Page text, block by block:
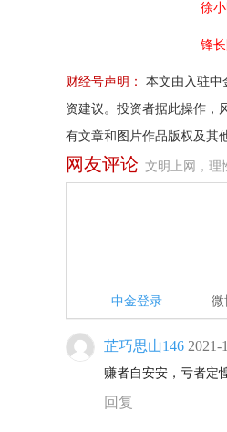
徐
锋
财经号声明：
本文由入驻中
资建议。投资者据此操作，
有文章和图片作品版权及其
网友评论 文明上网，理
中金登录 微
芷巧思山146 2021-
赚者自安安，亏者定
回复